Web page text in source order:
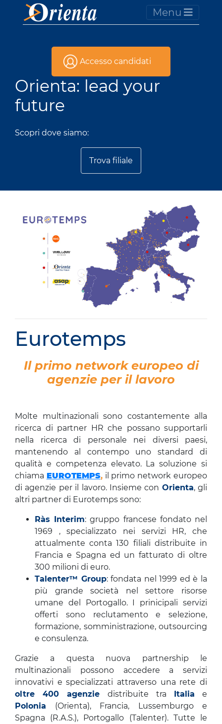
Menu
Accesso candidati
Orienta: lead your
future
Scopri dove siamo:
Trova filiale
Eurotemps
Il primo network europeo di
agenzie per il lavoro
Molte multinazionali sono costantemente alla
ricerca di partner HR che possano supportarli
nella ricerca di personale nei diversi paesi,
mantenendo al contempo uno standard di
qualità e competenza elevato. La soluzione si
chiama EUROTEMPS,il primo network europeo
di agenzie per il lavoro. Insieme con Orienta, gli
altri partner di Eurotemps sono:
Ràs Interim: gruppo francese fondato nel
1969 , specializzato nei servizi HR, che
attualmente conta 130 filiali distribuite in
Francia e Spagna ed un fatturato di oltre
300 milioni di euro.
Talenter™ Group: fondata nel 1999 ed è la
più grande società nel settore risorse
umane del Portogallo. I prinicipali servizi
offerti sono reclutamento e selezione,
formazione, somministrazione, outsourcing
e consulenza.
Grazie a questa nuova partnership le
multinazionali possono accedere a servizi
innovativi e specializzati attraverso una rete di
oltre 400 agenzie distribuite tra Italia e
Polonia (Orienta), Francia, Lussemburgo e
Spagna (R.A.S.), Portogallo (Talenter). Tutte le